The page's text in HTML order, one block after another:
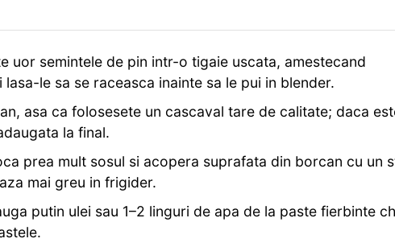
uor semintele de pin intr-o tigaie uscata, amestecand
le sa se raceasca inainte sa le pui in blender.
asa ca folosesete un cascaval tare de calitate; daca
la final.
prea mult sosul si acopera suprafata din borcan cu un
mai greu in frigider.
putin ulei sau 1–2 linguri de apa de la paste fierbinte